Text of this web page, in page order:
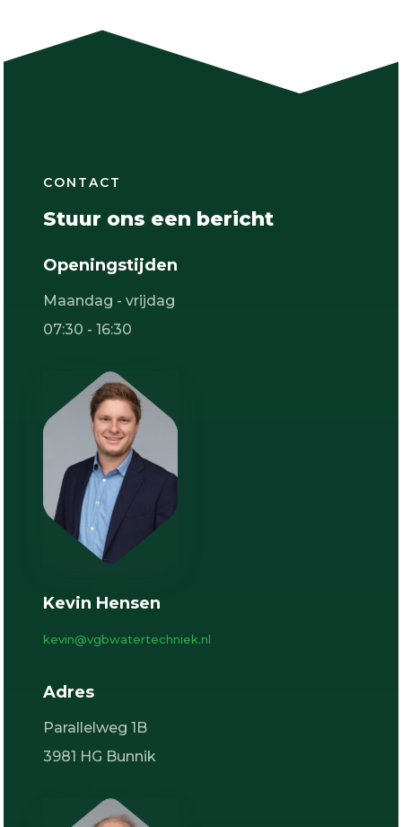
CONTACT
Stuur ons een bericht
Openingstijden
Maandag - vrijdag
07:30 - 16:30
Kevin Hensen
kevin@vgbwatertechniek.nl
Adres
Parallelweg 1B
3981 HG Bunnik